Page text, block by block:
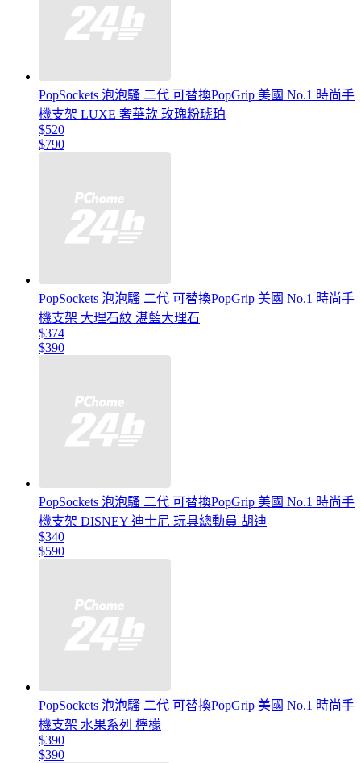
PopSockets 泡泡騷 二代 可替換PopGrip 美國 No.1 時尚手
機支架 LUXE 奢華款 玫瑰粉琥珀
$520
$790
PopSockets 泡泡騷 二代 可替換PopGrip 美國 No.1 時尚手
機支架 大理石紋 湛藍大理石
$374
$390
PopSockets 泡泡騷 二代 可替換PopGrip 美國 No.1 時尚手
機支架 DISNEY 迪士尼 玩具總動員 胡迪
$340
$590
PopSockets 泡泡騷 二代 可替換PopGrip 美國 No.1 時尚手
機支架 水果系列 檸檬
$390
$390